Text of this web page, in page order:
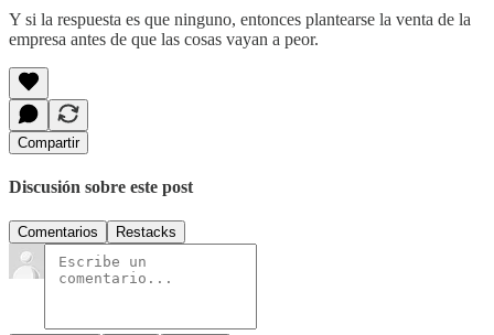
Y si la respuesta es que ninguno, entonces plantearse la venta de la
empresa antes de que las cosas vayan a peor.
Compartir
Discusión sobre este post
Comentarios Restacks